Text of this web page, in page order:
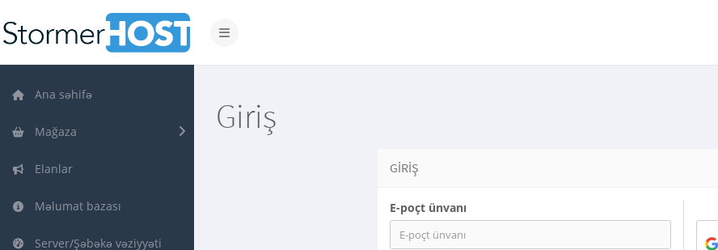
Naviqasiyaya keçid
Ana səhifə
Mağaza
Elanlar
Məlumat bazası
Server/Şəbəkə vəziyyəti
Giriş
GIRIŞ
E-poçt ünvanı